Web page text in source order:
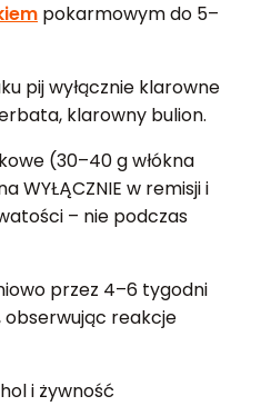
pokarmowym do 5–
pij wyłącznie klarowne
klarowny bulion.
(30–40 g włókna
WYŁĄCZNIE w remisji i
– nie podczas
przez 4–6 tygodni
obserwując reakcje
i żywność